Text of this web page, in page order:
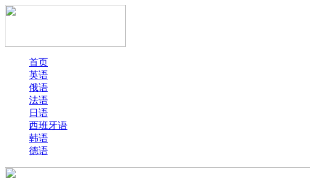
首页
英语
俄语
法语
日语
西班牙语
韩语
德语